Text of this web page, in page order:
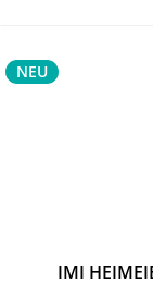
NEU
IMI